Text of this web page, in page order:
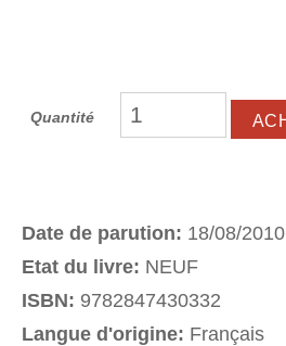
Quantité
Date de parution: 18/08/2010
Etat du livre: NEUF
ISBN: 9782847430332
Langue d'origine: Français